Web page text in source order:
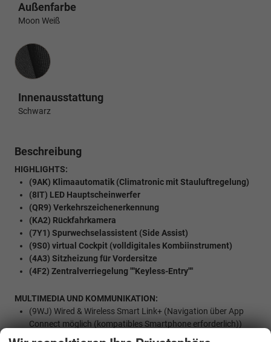
Außenfarbe
Moon Weiß
Innenausstattung
Innenausstattung
Schwarz
Beschreibung
HIGHLIGHTS:
(9AK) Klimaautomatik (Climatronic mit Stauluftregelung)
(8IT) LED Hauptscheinwerfer
(QR9) Verkehrszeichenerkennung
(KA2) Rückfahrkamera
(7Y1) Spurwechselassistent (Side Assist)
(9S0) virtual Cockpit (volldigitales Kombiinstrument)
(4A3) Sitzheizung für Vordersitze
(4F2) Zentralverriegelung ""Keyless-Entry""
MULTIMEDIA UND KOMMUNIKATION:
(9WJ) Wired & Wireless Smart Link+ (Navigation über App
Connect möglich (kompatibles Smartphone erforderlich))
(QV3) DAB - Digitaler Radioempfang